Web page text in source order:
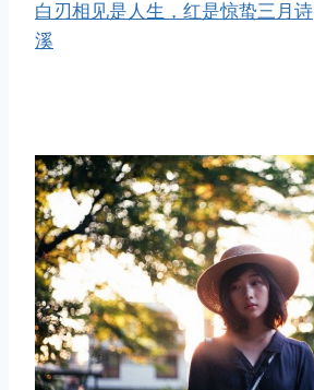
白刃相见是人生，红是惊蛰三月诗
溪